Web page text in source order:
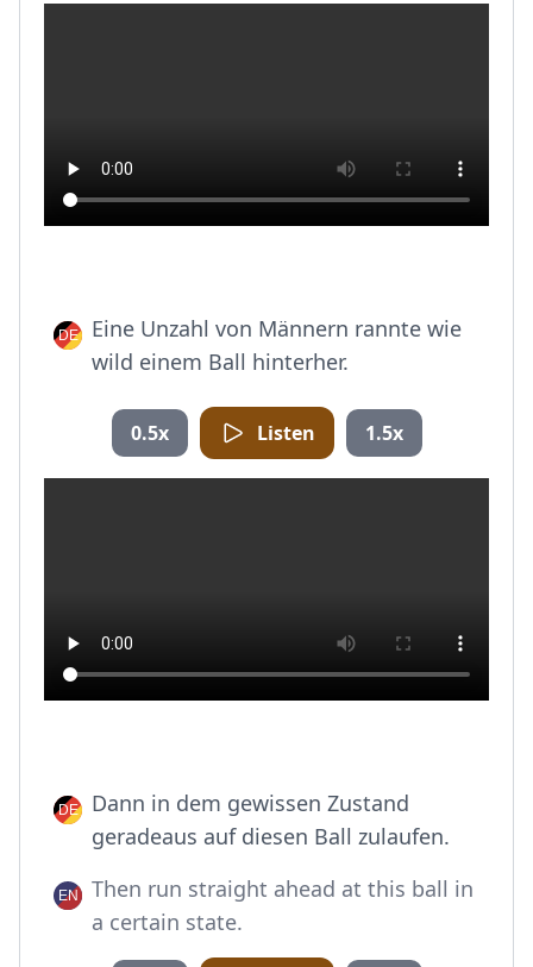
Eine Unzahl von Männern rannte wie
wild einem Ball hinterher.
0.5x Listen 1.5x
Dann in dem gewissen Zustand
geradeaus auf diesen Ball zulaufen.
Then run straight ahead at this ball in
a certain state.